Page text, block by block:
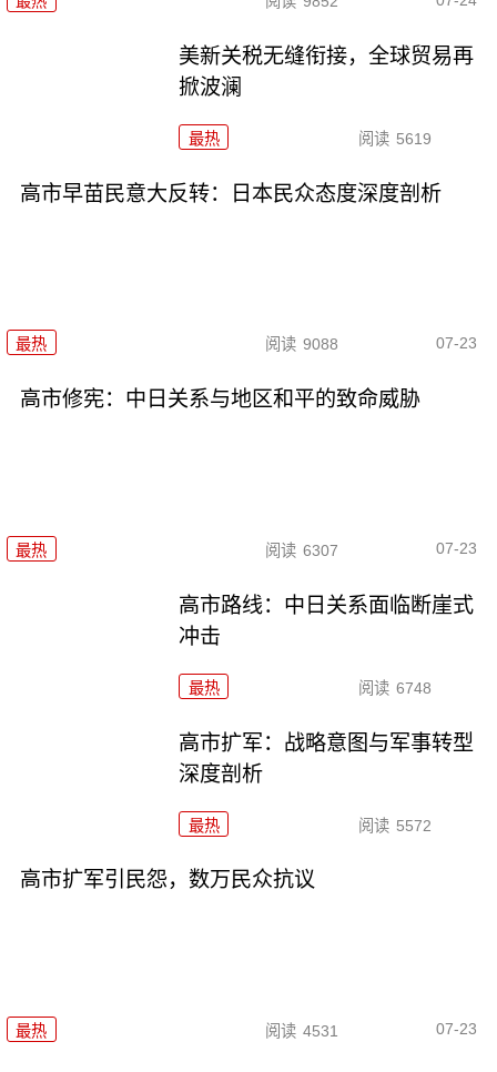
美新关税无缝衔接，全球贸易再
掀波澜
最热 阅读 5619
高市早苗民意大反转：日本民众态度深度剖析
最热 阅读 9088 07-23
高市修宪：中日关系与地区和平的致命威胁
最热 阅读 6307 07-23
高市路线：中日关系面临断崖式
冲击
最热 阅读 6748
高市扩军：战略意图与军事转型
深度剖析
最热 阅读 5572
高市扩军引民怨，数万民众抗议
最热 阅读 4531 07-23